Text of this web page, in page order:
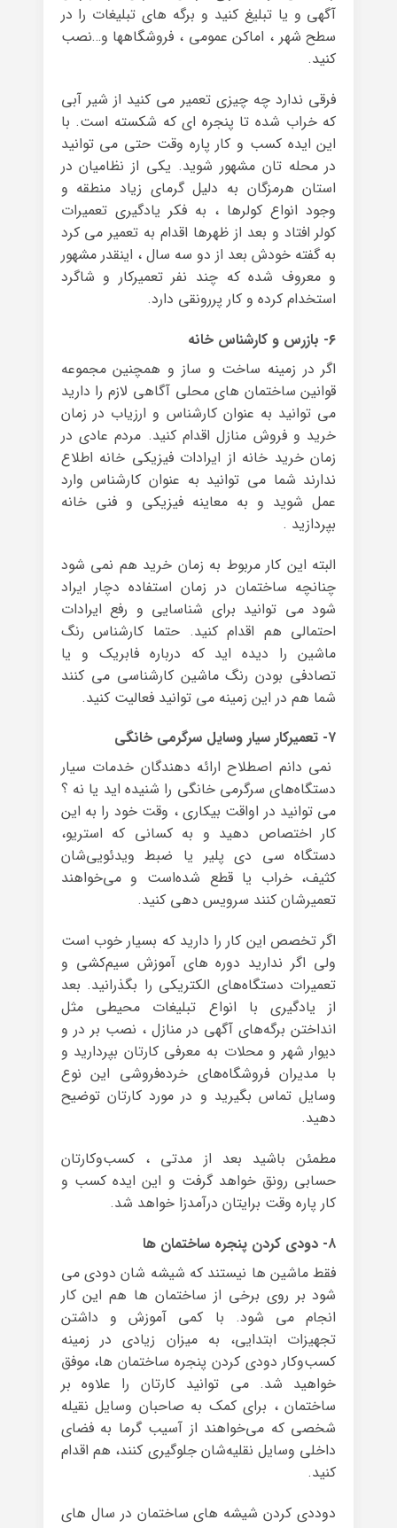
آگهی و یا تبلیغ کنید و برگه های تبلیغات را در
سطح شهر ، اماکن عمومی ، فروشگاهها و…نصب
کنید.
فرقی ندارد چه چیزی تعمیر می کنید از شیر آبی
که خراب شده تا پنجره‌ ای که شکسته است. با
این ایده کسب‌ و کار پاره وقت حتی می توانید
در محله تان مشهور شوید. یکی از نظامیان در
استان هرمزگان به دلیل گرمای زیاد منطقه و
وجود انواع کولرها ، به فکر یادگیری تعمیرات
کولر افتاد و بعد از ظهرها اقدام به تعمیر می کرد
به گفته خودش بعد از دو سه سال ، اینقدر مشهور
و معروف شده که چند نفر تعمیرکار و شاگرد
استخدام کرده و کار پررونقی دارد.
۶- بازرس و کارشناس خانه
اگر در زمینه ساخت و ساز و همچنین مجموعه
قوانین ساختمان های محلی آگاهی لازم را دارید
می توانید به عنوان کارشناس و ارزیاب در زمان
خرید و فروش منازل اقدام کنید. مردم عادی در
زمان خرید خانه از ایرادات فیزیکی خانه اطلاع
ندارند شما می توانید به عنوان کارشناس وارد
عمل شوید و به معاینه فیزیکی و فنی خانه
بپردازید .
البته این کار مربوط به زمان خرید هم نمی شود
چنانچه ساختمان در زمان استفاده دچار ایراد
شود می توانید برای شناسایی و رفع ایرادات
احتمالی هم اقدام کنید. حتما کارشناس رنگ
ماشین را دیده اید که درباره فابریک و یا
تصادفی بودن رنگ ماشین کارشناسی می کنند
شما هم در این زمینه می توانید فعالیت کنید.
۷- تعمیرکار سیار وسایل سرگرمی خانگی
نمی دانم اصطلاح ارائه دهندگان خدمات سیار
دستگاه‌های سرگرمی خانگی را شنیده اید یا نه ؟
می توانید در اواقت بیکاری ، وقت خود را به این
کار اختصاص دهید و به کسانی که استریو،
دستگاه سی دی پلیر یا ضبط ویدئویی‌شان
کثیف، خراب یا قطع شده‌است و می‌خواهند
تعمیرشان کنند سرویس دهی کنید.
اگر تخصص این کار را دارید که بسیار خوب است
ولی اگر ندارید دوره‌ های آموزش سیم‌کشی و
تعمیرات دستگاه‌های الکتریکی را بگذرانید. بعد
از یادگیری با انواع تبلیغات محیطی مثل
انداختن برگه‌های آگهی‌ در منازل ، نصب بر در و
دیوار شهر و محلات به معرفی کارتان بپردارید و
با مدیران فروشگاه‌های خرده‌فروشی این نوع
وسایل تماس بگیرید و در مورد کارتان توضیح
دهید.
مطمئن باشید بعد از مدتی ، کسب‌وکارتان
حسابی رونق خواهد گرفت و این ایده کسب‌ و
کار پاره وقت برایتان درآمدزا خواهد شد.
۸- دودی کردن پنجره‌ ساختمان ها
فقط ماشین ها نیستند که شیشه شان دودی می
شود بر روی برخی از ساختمان ها هم این کار
انجام می شود. با کمی آموزش و داشتن
تجهیزات ابتدایی، به میزان زیادی در زمینه‌
کسب‌وکار دودی کردن پنجره ساختمان ها، موفق
خواهید شد. می توانید کارتان را علاوه بر
ساختمان ، برای کمک به صاحبان وسایل نقیله
شخصی که می‌خواهند از آسیب گرما به فضای
داخلی وسایل نقلیه‌شان جلوگیری کنند، هم اقدام
کنید.
دوددی کردن شیشه های ساختمان در سال های